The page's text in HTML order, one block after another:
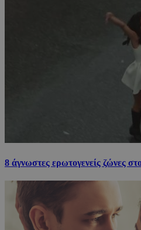
8 άγνωστες ερωτογενείς ζώνες